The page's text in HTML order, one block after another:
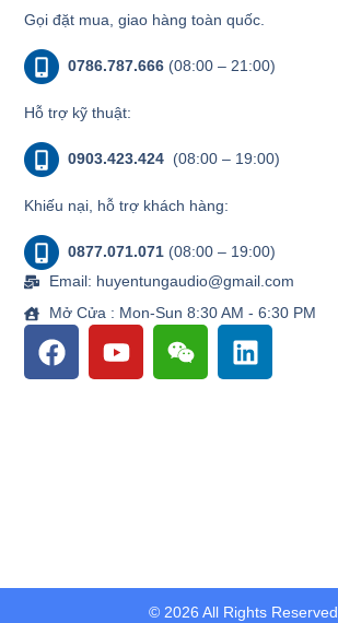
Gọi đặt mua, giao hàng toàn quốc.
0786.787.666 (08:00 – 21:00)
Hỗ trợ kỹ thuật:
0903.423.424 (08:00 – 19:00)
Khiếu nại, hỗ trợ khách hàng:
0877.071.071 (08:00 – 19:00)
Email: huyentungaudio@gmail.com
Mở Cửa : Mon-Sun 8:30 AM - 6:30 PM
© 2026 All Rights Reserved.